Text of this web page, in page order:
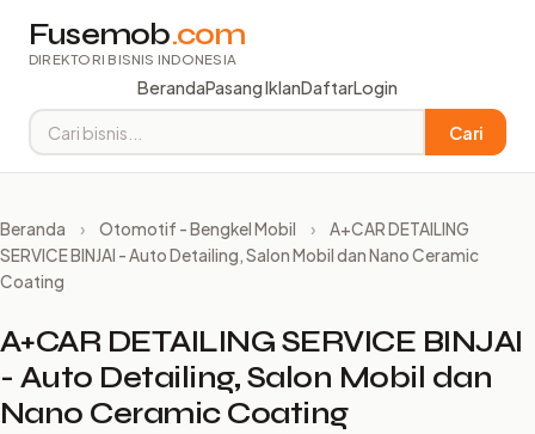
Fusemob.com
DIREKTORI BISNIS INDONESIA
BerandaPasang IklanDaftarLogin
Cari
Beranda › Otomotif - Bengkel Mobil ›
A+CAR DETAILING
SERVICE BINJAI - Auto Detailing, Salon Mobil dan Nano Ceramic
Coating
A+CAR DETAILING SERVICE BINJAI
- Auto Detailing, Salon Mobil dan
Nano Ceramic Coating